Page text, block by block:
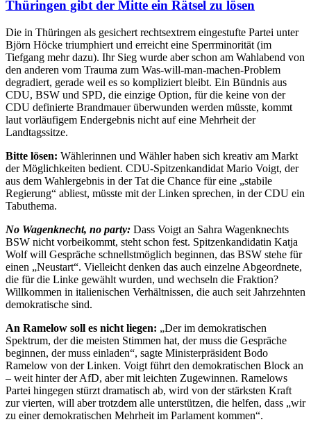
Thüringen gibt der Mitte ein Rätsel zu lösen
Die in Thüringen als gesichert rechtsextrem eingestufte Partei unter
Björn Höcke triumphiert und erreicht eine Sperrminorität (im
Tiefgang mehr dazu). Ihr Sieg wurde aber schon am Wahlabend von
den anderen vom Trauma zum Was-will-man-machen-Problem
degradiert, gerade weil es so kompliziert bleibt. Ein Bündnis aus
CDU, BSW und SPD, die einzige Option, für die keine von der
CDU definierte Brandmauer überwunden werden müsste, kommt
laut vorläufigem Endergebnis nicht auf eine Mehrheit der
Landtagssitze.
Bitte lösen: Wählerinnen und Wähler haben sich kreativ am Markt
der Möglichkeiten bedient. CDU-Spitzenkandidat Mario Voigt, der
aus dem Wahlergebnis in der Tat die Chance für eine „stabile
Regierung“ abliest, müsste mit der Linken sprechen, in der CDU ein
Tabuthema.
No Wagenknecht, no party: Dass Voigt an Sahra Wagenknechts
BSW nicht vorbeikommt, steht schon fest. Spitzenkandidatin Katja
Wolf will Gespräche schnellstmöglich beginnen, das BSW stehe für
einen „Neustart“. Vielleicht denken das auch einzelne Abgeordnete,
die für die Linke gewählt wurden, und wechseln die Fraktion?
Willkommen in italienischen Verhältnissen, die auch seit Jahrzehnten
demokratische sind.
An Ramelow soll es nicht liegen: „Der im demokratischen
Spektrum, der die meisten Stimmen hat, der muss die Gespräche
beginnen, der muss einladen“, sagte Ministerpräsident Bodo
Ramelow von der Linken. Voigt führt den demokratischen Block an
– weit hinter der AfD, aber mit leichten Zugewinnen. Ramelows
Partei hingegen stürzt dramatisch ab, wird von der stärksten Kraft
zur vierten, will aber trotzdem alle unterstützen, die helfen, dass „wir
zu einer demokratischen Mehrheit im Parlament kommen“.